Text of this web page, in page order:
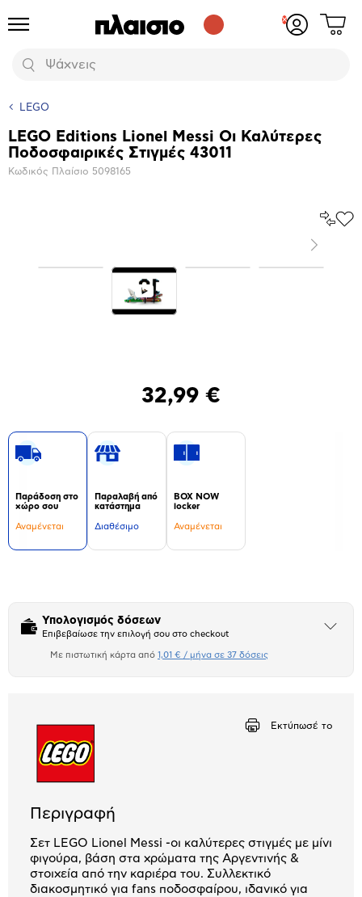
Προϊόντα
Αναζήτηση
Δες
LEGO
Βασικά
χαρακτηριστικά
LEGO Editions Lionel Messi Οι Καλύτερες
Ποδοσφαιρικές Στιγμές 43011
Κωδικός Πλαίσιο 5098165
Επόμενο
φωτογραφίας
Επόμενο
32,99 €
Παράδοση στο
χώρο σου
Αναμένεται
Παραλαβή από
κατάστημα
Διαθέσιμο
BOX NOW
locker
Αναμένεται
Υπολογισμός δόσεων
Επιβεβαίωσε την επιλογή σου στο checkout
Άνοιξε
Με πιστωτική κάρτα από 1,01 € / μήνα σε 37 δόσεις
Εκτύπωσέ το
Περιγραφή
Σετ LEGO Lionel Messi -οι καλύτερες στιγμές με μίνι
φιγούρα, βάση στα χρώματα της Αργεντινής &
στοιχεία από την καριέρα του. Συλλεκτικό
διακοσμητικό για fans ποδοσφαίρου, ιδανικό για